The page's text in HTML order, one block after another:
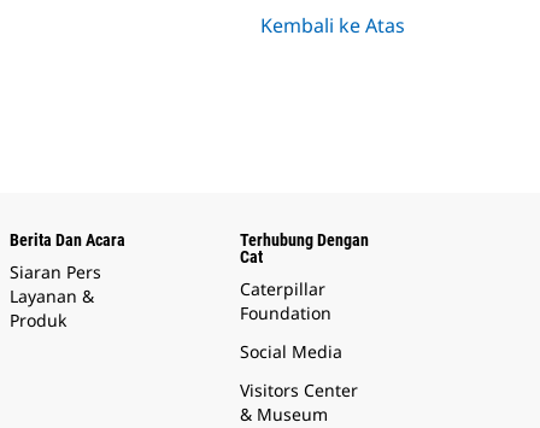
Kembali ke Atas
Berita Dan Acara
Siaran Pers
Layanan &
Produk
Terhubung Dengan
Cat
Caterpillar
Foundation
Social Media
Visitors Center
& Museum